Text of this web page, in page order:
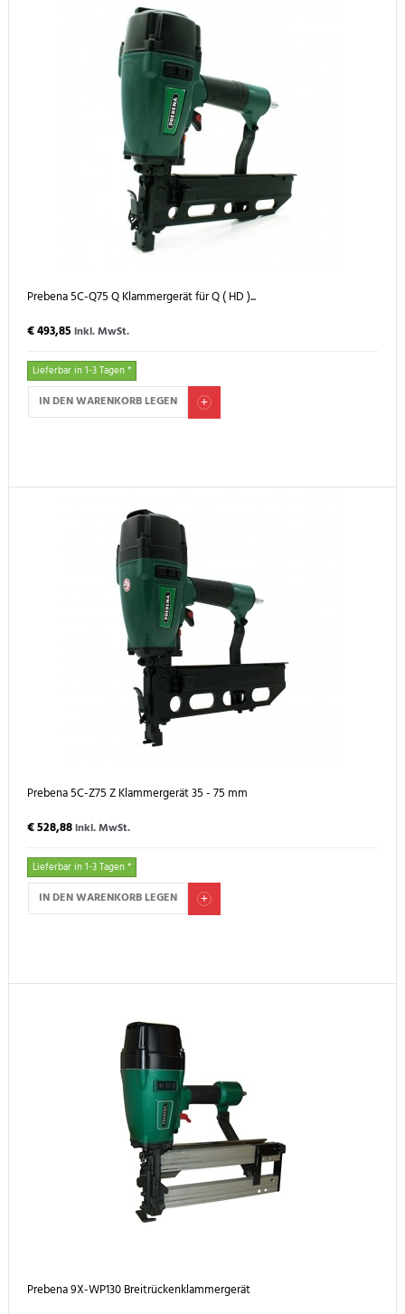
Prebena 5C-Q75 Q Klammergerät für Q ( HD )...
€ 493,85 inkl. MwSt.
Lieferbar in 1-3 Tagen *
IN DEN WARENKORB LEGEN
Prebena 5C-Z75 Z Klammergerät 35 - 75 mm
€ 528,88inkl. MwSt.
Lieferbar in 1-3 Tagen *
IN DEN WARENKORB LEGEN
Prebena 9X-WP130 Breitrückenklammergerät